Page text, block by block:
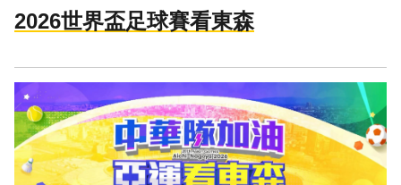
2026世界盃足球賽看東森